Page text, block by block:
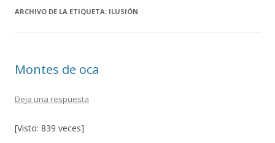
ARCHIVO DE LA ETIQUETA: ILUSIÓN
Montes de oca
Deja una respuesta
[Visto: 839 veces]